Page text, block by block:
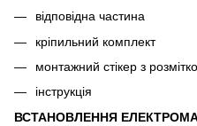
відповідна частина
кріпильний комплект
монтажний стікер з
інструкція
ВСТАНОВЛЕННЯ